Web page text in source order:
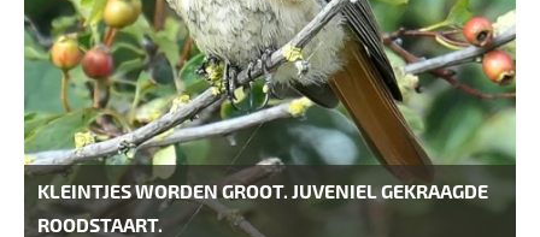
KLEINTJES WORDEN GROOT. JUVENIEL GEKRAAGDE
ROODSTAART.